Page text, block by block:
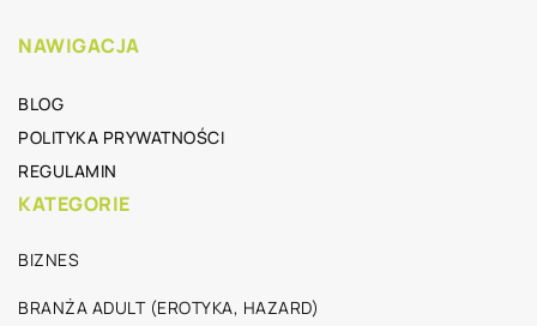
NAWIGACJA
BLOG
POLITYKA PRYWATNOŚCI
REGULAMIN
KATEGORIE
BIZNES
BRANŻA ADULT (EROTYKA, HAZARD)